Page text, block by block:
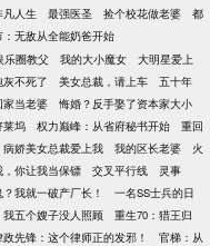
人生 最强医圣 捡个校花做老婆
都
：无敌从全能奶爸开始
乐圈教父 我的大小魔女
大明星爱上
不死了 美女总裁，请上车
五十年
家当老婆
悔婚？反手娶了资本家大小
莱坞 权力巅峰：从省府秘书开始
重回
病娇美女总裁爱上我 我的区长老婆
火
你让我当保镖 交叉平行线
灵事
我就一破产厂长！
一名SS士兵的日
我五个嫂子没人照顾
重生70：猎王归
政先锋：这个律师正的发邪！
官梯：从